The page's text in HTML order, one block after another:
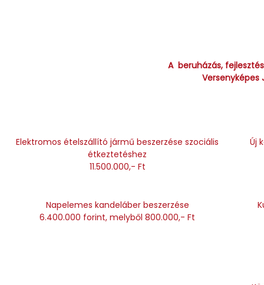
A beruházás,
Elektromos ételszállító jármű beszerzése szociális
étkeztetéshez
11.500.000,- Ft
Új
Napelemes kandeláber beszerzése
6.400.000 forint, melyből 800.000,- Ft